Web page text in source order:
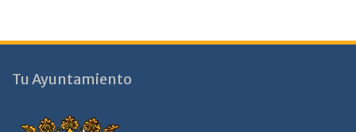
Tu Ayuntamiento